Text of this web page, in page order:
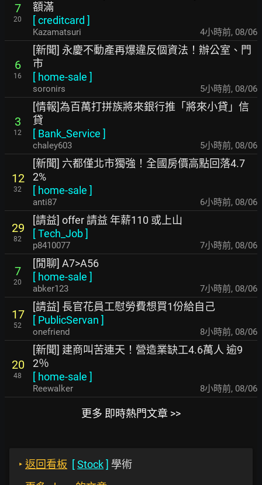
7
20
額滿
[creditcard ]
Kazamatsuri 4小時前, 08/06
6
16
[新聞] 永慶不動產再爆違反個資法！辦公室、門
市
[ home-sale ]
soronirs 5小時前, 08/06
3
12
[情報]為百萬打拼族將來銀行推「將來小貸」信
貸
[ Bank_Service ]
chaley603 5小時前, 08/06
12
32
[新聞] 六都僅北市獨強！全國房價高點回落4.7
2%
[ home-sale ]
anti87 6小時前, 08/06
29
82
[請益] offer 請益 年薪110 或上山
[Tech_Job]
p8410077 7小時前, 08/06
7
20
[閒聊] A7>A56
[ home-sale ]
abker123 7小時前, 08/06
17
52
[請益] 長官花員工慰勞費想買1份給自己
[ PublicServan ]
onefriend 8小時前, 08/06
20
48
[新聞] 建商叫苦連天！營造業缺工4.6萬人 逾9
2％
[ home-sale ]
Reewalker 8小時前, 08/06
更多 即時熱門文章 >>
‣ 返回看板 [Stock] 學術